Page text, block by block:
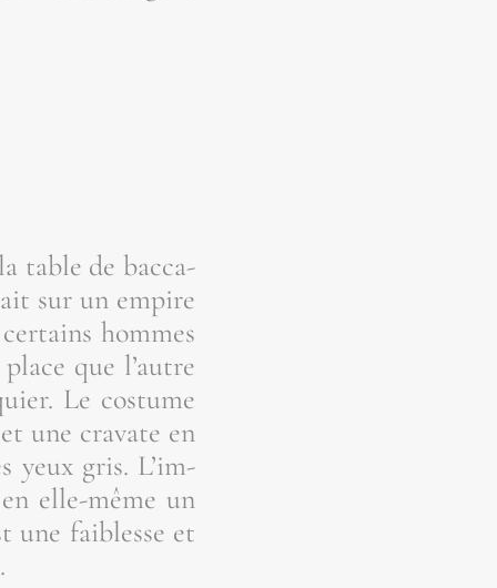
table de bac­ca­
sur un empire
hommes
que l’autre
Le cos­tume
une cra­vate en
yeux gris. L’im­
elle-même un
une fai­blesse et